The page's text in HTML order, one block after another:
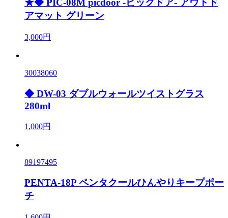
★◆ PIC-08M picdoor -ピックドア- アウトド
アマット グリーン
3,000円
30038060
◆ DW-03 ダブルウォールツイストグラス
280ml
1,000円
89197495
PENTA-18P ペンタクールひんやりキープポー
チ